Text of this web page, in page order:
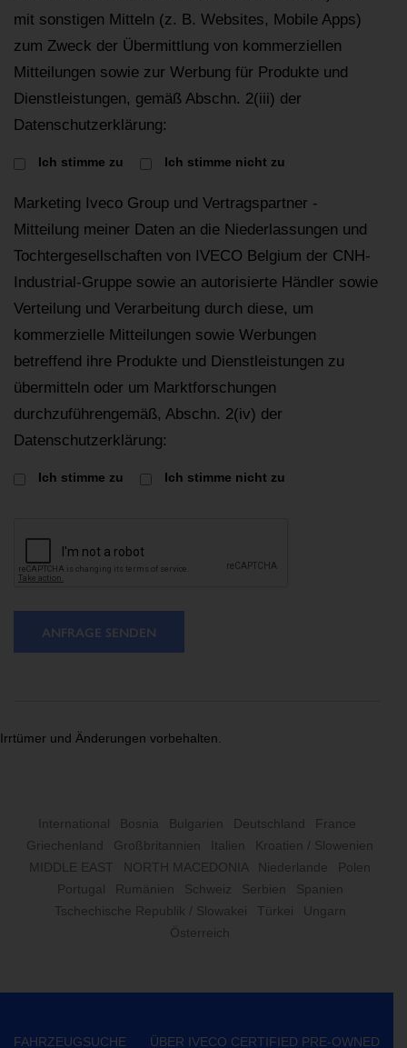
mit sonstigen Mitteln (z. B. Websites, Mobile Apps)
zum Zweck der Übermittlung von kommerziellen
Mitteilungen sowie zur Werbung für Produkte und
Dienstleistungen, gemäß Abschn. 2(iii) der
Datenschutzerklärung:
Ich stimme zu Ich stimme nicht zu
Marketing Iveco Group und Vertragspartner -
Mitteilung meiner Daten an die Niederlassungen und
Tochtergesellschaften von IVECO Belgium der CNH-
Industrial-Gruppe sowie an autorisierte Händler sowie
Verteilung und Verarbeitung durch diese, um
kommerzielle Mitteilungen sowie Werbungen
betreffend ihre Produkte und Dienstleistungen zu
übermitteln oder um Marktforschungen
durchzuführengemäß, Abschn. 2(iv) der
Datenschutzerklärung:
Ich stimme zu Ich stimme nicht zu
ANFRAGE SENDEN
Irrtümer und Änderungen vorbehalten.
International Bosnia Bulgarien Deutschland
France
Griechenland
Großbritannien Italien
Kroatien / Slowenien
MIDDLE EAST
NORTH MACEDONIA Niederlande
Polen
Portugal
Rumänien Schweiz Serbien
Spanien
Tschechische Republik / Slowakei
Türkei
Ungarn
Österreich
FAHRZEUGSUCHE ÜBER IVECO CERTIFIED PRE-OWNED